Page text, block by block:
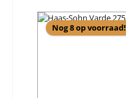
Nog 8 op voorraad!